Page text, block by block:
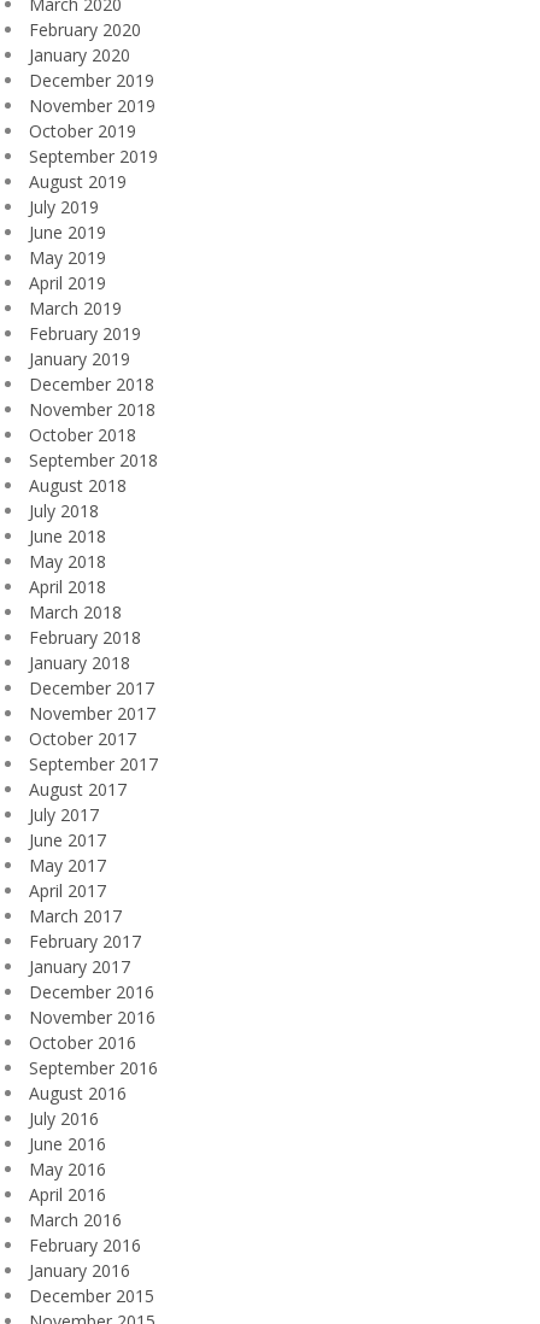
February 2020
January 2020
December 2019
November 2019
October 2019
September 2019
August 2019
July 2019
June 2019
May 2019
April 2019
March 2019
February 2019
January 2019
December 2018
November 2018
October 2018
September 2018
August 2018
July 2018
June 2018
May 2018
April 2018
March 2018
February 2018
January 2018
December 2017
November 2017
October 2017
September 2017
August 2017
July 2017
June 2017
May 2017
April 2017
March 2017
February 2017
January 2017
December 2016
November 2016
October 2016
September 2016
August 2016
July 2016
June 2016
May 2016
April 2016
March 2016
February 2016
January 2016
December 2015